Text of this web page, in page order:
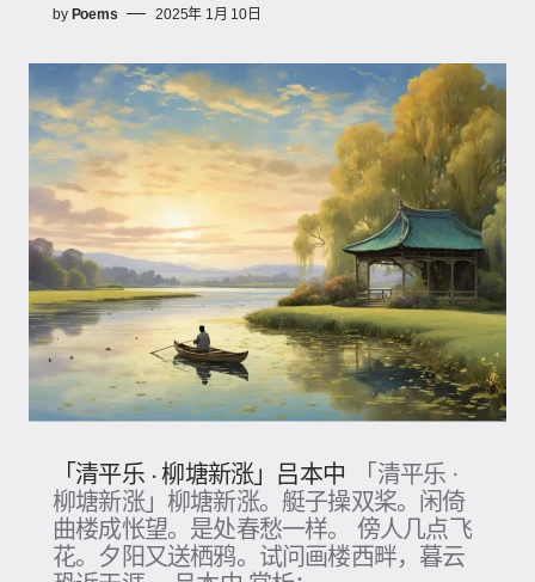
by Poems 2025年 1月 10日
「清平乐 · 柳塘新涨」吕本中
「清平乐 ·
柳塘新涨」柳塘新涨。艇子操双桨。闲倚
曲楼成怅望。是处春愁一样。 傍人几点飞
花。夕阳又送栖鸦。试问画楼西畔，暮云